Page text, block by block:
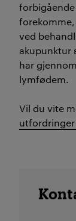
ved
akupunktur
har
lymfødem.
Vil du vite